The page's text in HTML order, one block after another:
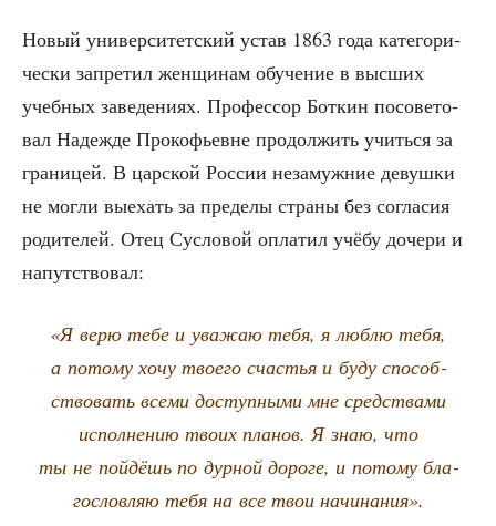
Новый уни­вер­си­тет­ский устав 1863 года кате­го­ри­
че­ски запре­тил жен­щи­нам обу­че­ние в выс­ших
учеб­ных заве­де­ни­ях. Про­фес­сор Бот­кин посо­ве­то­
вал Надеж­де Про­ко­фьевне про­дол­жить учить­ся за
гра­ни­цей. В цар­ской Рос­сии неза­муж­ние девуш­ки
не мог­ли выехать за пре­де­лы стра­ны без согла­сия
роди­те­лей. Отец Сус­ло­вой опла­тил учё­бу доче­ри и
напутствовал:
«Я верю тебе и ува­жаю тебя, я люб­лю тебя,
а пото­му хочу тво­е­го сча­стья и буду спо­соб­
ство­вать все­ми доступ­ны­ми мне сред­ства­ми
испол­не­нию тво­их пла­нов. Я знаю, что
ты не пой­дёшь по дур­ной доро­ге, и пото­му бла­
го­слов­ляю тебя на все твои начинания».